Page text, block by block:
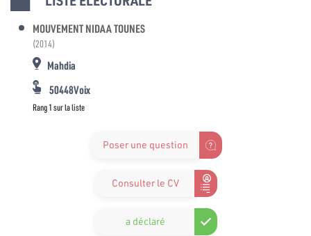
MOUVEMENT NIDAA TOUNES
(2014)
Mahdia
50448Voix
Rang 1 sur la liste
Poser une question
Consulter le CV
a déclaré